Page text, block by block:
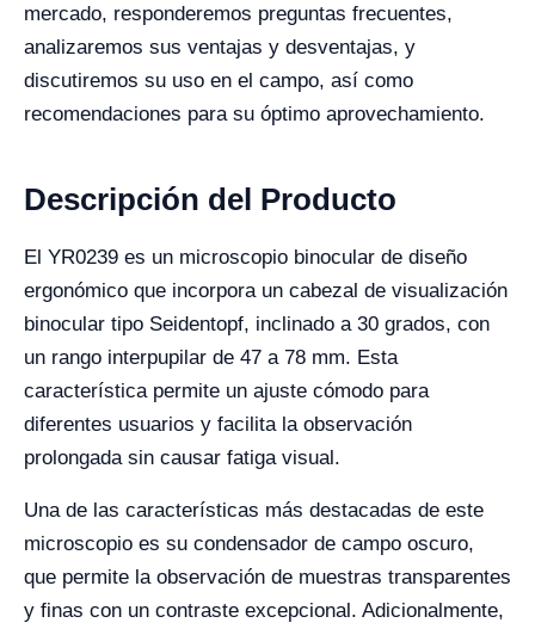
mercado, responderemos preguntas frecuentes,
analizaremos sus ventajas y desventajas, y
discutiremos su uso en el campo, así como
recomendaciones para su óptimo aprovechamiento.
Descripción del Producto
El YR0239 es un microscopio binocular de diseño
ergonómico que incorpora un cabezal de visualización
binocular tipo Seidentopf, inclinado a 30 grados, con
un rango interpupilar de 47 a 78 mm. Esta
característica permite un ajuste cómodo para
diferentes usuarios y facilita la observación
prolongada sin causar fatiga visual.
Una de las características más destacadas de este
microscopio es su condensador de campo oscuro,
que permite la observación de muestras transparentes
y finas con un contraste excepcional. Adicionalmente,